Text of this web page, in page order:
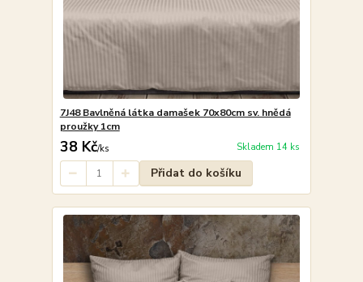
7J48 Bavlněná látka damašek 70x80cm sv. hnědá
proužky 1cm
38 Kč/ks Skladem 14 ks
Přidat do košíku